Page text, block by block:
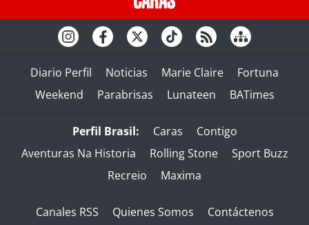
Diario Perfil Noticias Marie Claire
Fortuna
Weekend
Parabrisas Lunateen BATimes
Perfil Brasil: Caras
Contigo
Aventuras Na Historia
Rolling Stone
Sport Buzz
Recreio
Maxima
Canales RSS Quienes Somos Contáctenos